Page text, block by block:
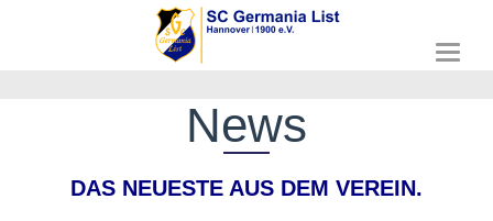
T
News
DAS NEUESTE AUS DEM VEREIN.